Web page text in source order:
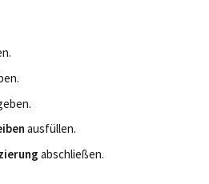
ausfüllen.
abschließen.